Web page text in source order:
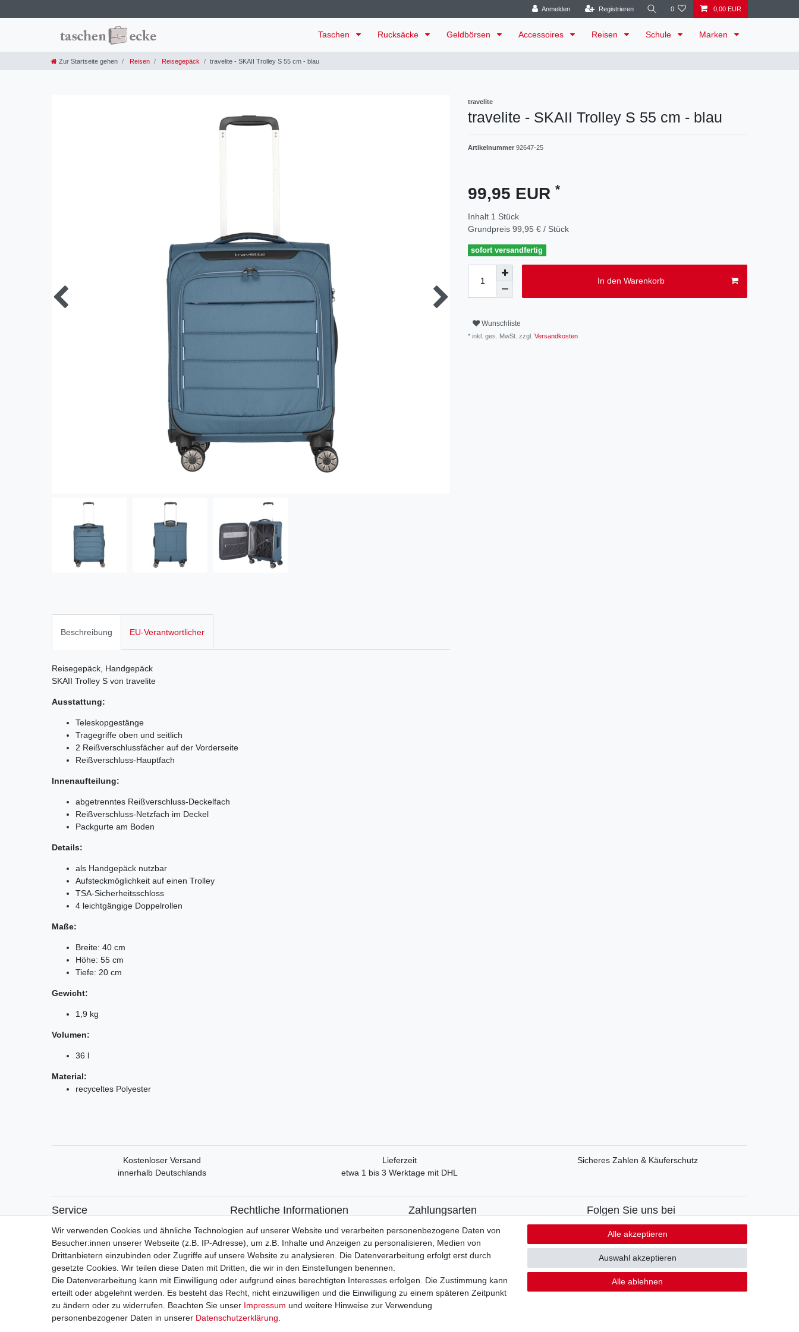
Anmelden Registrieren 0 0,00 EUR
Taschen Rucksäcke Geldbörsen Accessoires Reisen Schule Marken
Zur Startseite gehen Reisen Reisegepäck travelite - SKAII Trolley S 55 cm - blau
travelite
travelite - SKAII Trolley S 55 cm - blau
Artikelnummer 92647-25
99,95 EUR *
Inhalt 1 Stück
Grundpreis 99,95 € / Stück
sofort versandfertig
In den Warenkorb
Wunschliste
* inkl. ges. MwSt. zzgl. Versandkosten
Beschreibung EU-Verantwortlicher
Reisegepäck, Handgepäck
SKAII Trolley S von travelite
Ausstattung:
Teleskopgestänge
Tragegriffe oben und seitlich
2 Reißverschlussfächer auf der Vorderseite
Reißverschluss-Hauptfach
Innenaufteilung:
abgetrenntes Reißverschluss-Deckelfach
Reißverschluss-Netzfach im Deckel
Packgurte am Boden
Details:
als Handgepäck nutzbar
Aufsteckmöglichkeit auf einen Trolley
TSA-Sicherheitsschloss
4 leichtgängige Doppelrollen
Maße:
Breite: 40 cm
Höhe: 55 cm
Tiefe: 20 cm
Gewicht:
1,9 kg
Volumen:
36 l
Material:
recyceltes Polyester
Kostenloser Versand
innerhalb Deutschlands
Lieferzeit
etwa 1 bis 3 Werktage mit DHL
Sicheres Zahlen & Käuferschutz
Service
Mein Konto
Versand & Retoure
Rechtliche Informationen
Widerrufsrecht
Widerrufsformular
Datenschutzerklärung
AGB
Impressum
Vertrag widerrufen Kontakt
Zahlungsarten
Paypal
Kreditkarte
Lastschrift
Google Pay
Vorkasse
Folgen Sie uns bei
Facebook
Instagram
Wir verwenden Cookies und ähnliche Technologien auf unserer Website und verarbeiten personenbezogene Daten von
Besucher:innen unserer Webseite (z.B. IP-Adresse), um z.B. Inhalte und Anzeigen zu personalisieren, Medien von
Drittanbietern einzubinden oder Zugriffe auf unsere Website zu analysieren. Die Datenverarbeitung erfolgt erst durch
gesetzte Cookies. Wir teilen diese Daten mit Dritten, die wir in den Einstellungen benennen.
Die Datenverarbeitung kann mit Einwilligung oder aufgrund eines berechtigten Interesses erfolgen. Die Zustimmung kann
erteilt oder abgelehnt werden. Es besteht das Recht, nicht einzuwilligen und die Einwilligung zu einem späteren Zeitpunkt
zu ändern oder zu widerrufen. Beachten Sie unser Impressum und weitere Hinweise zur Verwendung
personenbezogener Daten in unserer Daten­schutz­erklärung
Alle akzeptieren
Alle ablehnen
Auswahl akzeptieren